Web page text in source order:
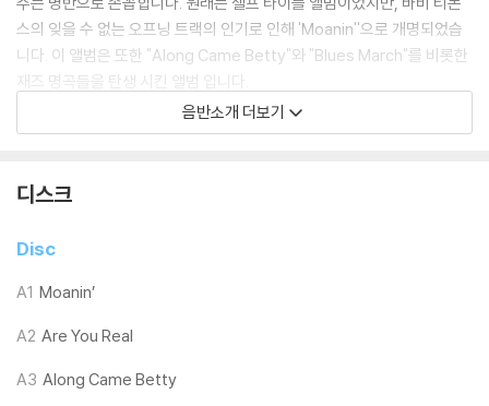
스의 잊을 수 없는 오프닝 트랙의 인기로 인해 'Moanin''으로 개명되었습
니다. 이 앨범은 또한 "Along Came Betty"와 "Blues March"를 비롯한
재즈 명곡들을 탄생 시킨 앨범 입니다.
LP 구매시 참고 사항 안내드립니다.
※ 재킷/구성품/포장 상태
1) 제작/배송 과정에 따라 경미한 재킷 주름, 모서리 눌림, 갈라짐이 발생
할 수 있으며 속지(이너 슬리브)는 디스크와의 접촉으로 인해 갈라질 수
외관상 불량 확인되는 상품을 개봉 시엔 반품/교환 처리 불가합니다.
닐은 품질보증대상이 아닙니다.
4) 디지털 다운로드 코드는 본사에서 공지 없이 증정 종료될 수 있습니다.
음반소개 더보기
디스크
Disc
A1 Moanin’
A2 Are You Real
A3 Along Came Betty